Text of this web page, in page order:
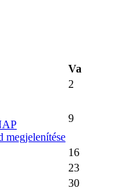
Va
2
megjelenítése
9
16
23
30